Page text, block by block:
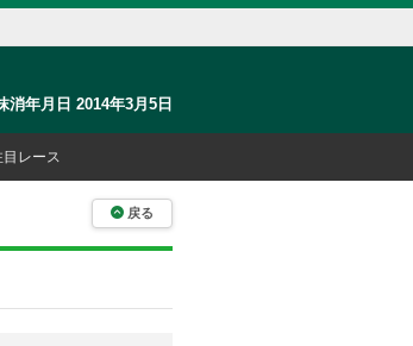
消年月日 2014年3月5日
レース
戻る